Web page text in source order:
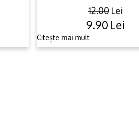
12.00 Lei
Original
was:
9.90 Lei
Current
is:
Citește mai mult